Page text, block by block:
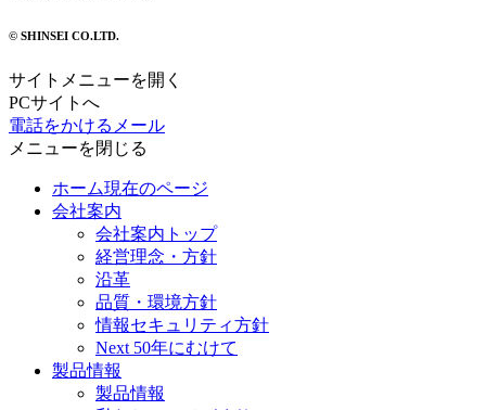
© SHINSEI CO.LTD.
サイトメニューを開く
PCサイトへ
電話をかける メール
メニューを閉じる
ホーム現在のページ
会社案内
会社案内トップ
経営理念・方針
沿革
品質・環境方針
情報セキュリティ方針
Next 50年にむけて
製品情報
製品情報